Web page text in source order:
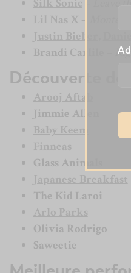
Silk Sonic
Lil Nas X –
Justin Bieber
Brandi Carlile
Découverte de
Arooj Aftab
Jimmie Allen
Baby Keem
Finneas
Glass Animals
Japanese Breakfast
The Kid Laroi
Arlo Parks
Olivia Rodrigo
Saweetie